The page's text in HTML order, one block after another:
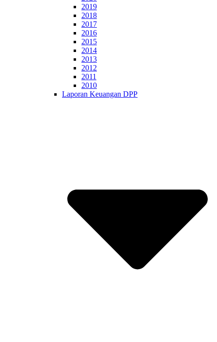
2019
2018
2017
2016
2015
2014
2013
2012
2011
2010
Laporan Keuangan DPP